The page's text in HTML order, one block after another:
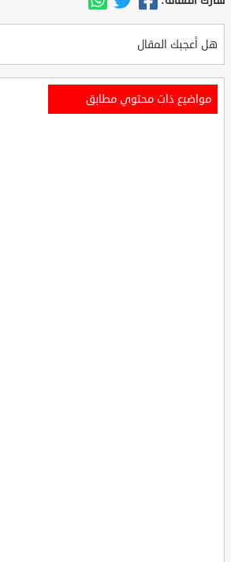
هل أعجبك المقال
مواضيع ذات محتوي مطابق